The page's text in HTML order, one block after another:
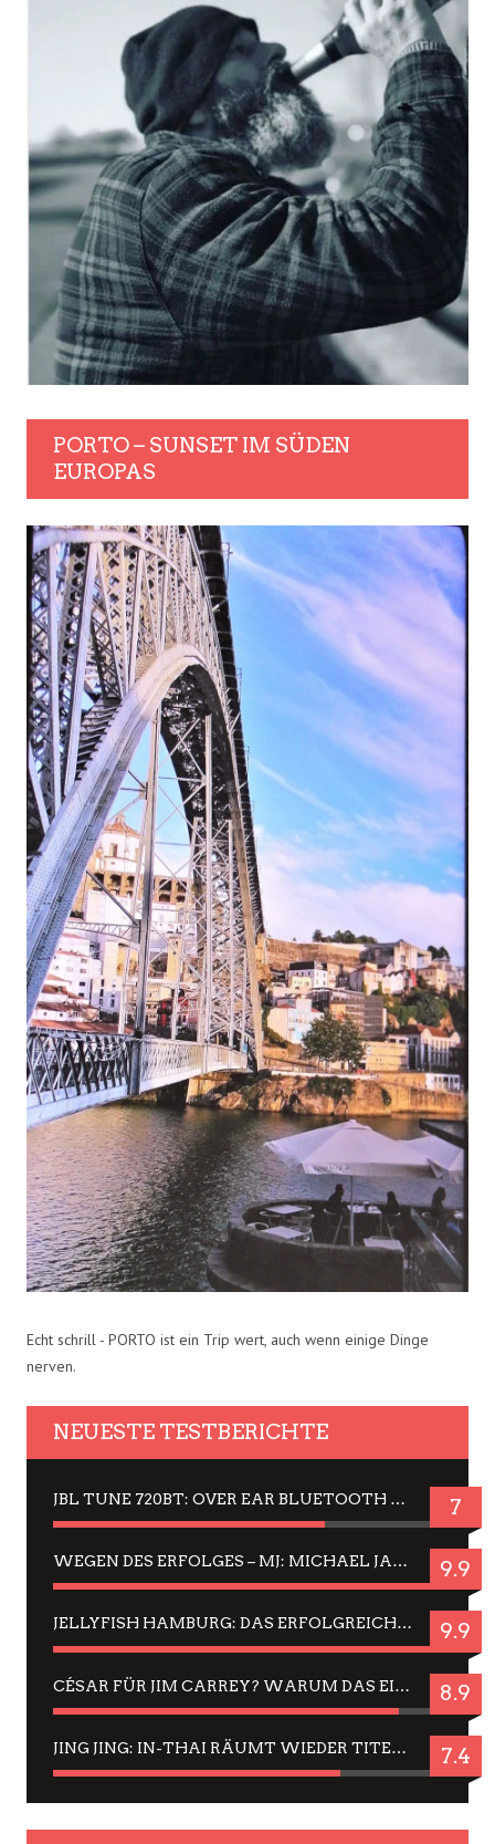
PORTO – SUNSET IM SÜDEN
EUROPAS
Echt schrill - PORTO ist ein Trip wert, auch wenn einige Dinge
nerven.
NEUESTE TESTBERICHTE
JBL TUNE 720BT: OVER EAR BLUETOOTH KOPFHÖRER UM DIE 50,-€ IM DAUER-TEST 7
WEGEN DES ERFOLGES – MJ: MICHAEL JACKSON MUSICAL IN EINER MATINEE SEHEN 9.9
JELLYFISH HAMBURG: DAS ERFOLGREICHE SOMMER-MENÜ 2025 IN GEFÜHLEN UND BILDERN 9.9
CÉSAR FÜR JIM CARREY? WARUM DAS EINER DER NERVIGSTEN ACTORS IST UND BLEIBT 8.9
JING JING: IN-THAI RÄUMT WIEDER TITEL AB – EIN ZWEI-STUNDEN-ERLEBNISBERICHT 7.4